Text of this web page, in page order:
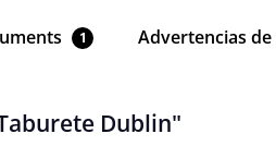
1 Advertencias
Dublin"